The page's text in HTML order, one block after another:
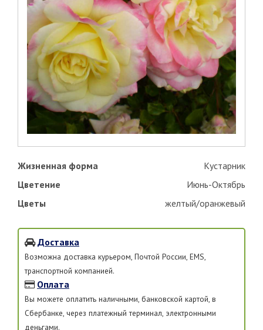
Жизненная форма
Кустарник
Цветение
Июнь-Октябрь
Цветы
желтый/оранжевый
Доставка
Возможна доставка курьером, Почтой России, EMS,
транспортной компанией.
Оплата
Вы можете оплатить наличными, банковской картой, в
Сбербанке, через платежный терминал, электронными
деньгами.